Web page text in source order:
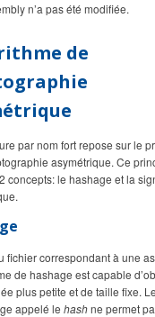
n’a pas été modifiée.
de
par nom fort repose sur le
asymétrique. Ce
concepts: le hashage et la
fichier correspondant à une
de hashage est capable
plus petite et de taille fixe.
appelé le hashne permet